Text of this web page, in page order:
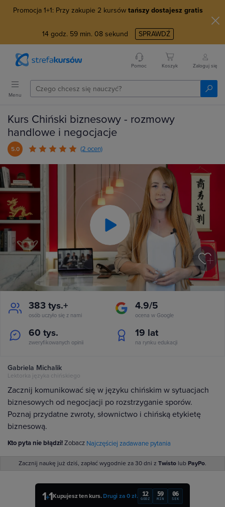
Promocja 1+1: Przy zakupie 2 kursów tańszy dostajesz gratis
14 godz. 59 min. 07 sekund SPRAWDŹ
Pomoc Koszyk Zaloguj się
Menu
Kurs Chiński biznesowy - rozmowy
handlowe i negocjacje
5.0 (2 ocen)
Play
383 tys.+
osób uczyło się z nami
4.9/5
ocena w Google
60 tys.
zweryfikowanych opinii
19 lat
na rynku edukacji
Gabriela Michalik
Lektorka języka chińskiego
Zacznij komunikować się w języku chińskim w sytuacjach
biznesowych od negocjacji po rozstrzyganie sporów.
Poznaj przydatne zwroty, słownictwo i chińską etykietę
biznesową.
Kto pyta nie błądzi!Zobacz Najczęściej zadawane pytania
Zacznij naukę już dziś, zapłać wygodnie za 30 dni z Twisto lub PayPo.
1+1Kupujesz ten kurs.Drugi za 0 zł. 12
GODZ
59
MIN
06
SEK